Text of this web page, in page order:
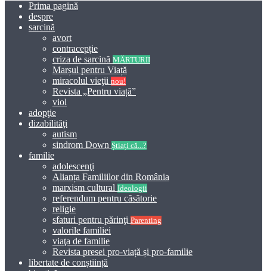
Prima pagină
despre
sarcină
avort
contracepție
criza de sarcină MĂRTURII
Marșul pentru Viață
miracolul vieţii nou!
Revista „Pentru viață”
viol
adopţie
dizabilităţi
autism
sindrom Down Știați că...?
familie
adolescenţi
Alianța Familiilor din România
marxism cultural Ideologii
referendum pentru căsătorie
religie
sfaturi pentru părinţi Parenting
valorile familiei
viaţa de familie
Revista presei pro-viață și pro-familie
libertate de conștiință